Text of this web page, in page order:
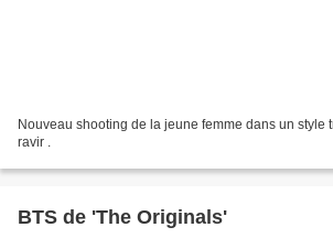
Nouveau shooting de la jeune femme dans un style
ravir .
BTS de 'The Originals'